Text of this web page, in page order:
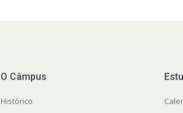
O Câmpus
Histórico